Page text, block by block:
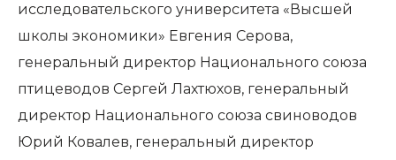
исследовательского университета «Высшей
школы экономики» Евгения Серова,
генеральный директор Национального союза
птицеводов Сергей Лахтюхов, генеральный
директор Национального союза свиноводов
Юрий Ковалев, генеральный директор